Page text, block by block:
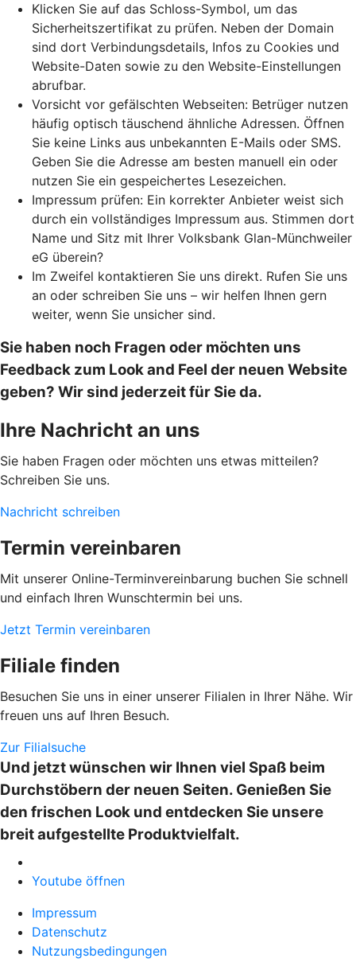
Klicken Sie auf das Schloss-Symbol, um das
Sicherheitszertifikat zu prüfen. Neben der Domain
sind dort Verbindungsdetails, Infos zu Cookies und
Website-Daten sowie zu den Website-Einstellungen
abrufbar.
Vorsicht vor gefälschten Webseiten: Betrüger nutzen
häufig optisch täuschend ähnliche Adressen. Öffnen
Sie keine Links aus unbekannten E-Mails oder SMS.
Geben Sie die Adresse am besten manuell ein oder
nutzen Sie ein gespeichertes Lesezeichen.
Impressum prüfen: Ein korrekter Anbieter weist sich
durch ein vollständiges Impressum aus. Stimmen dort
Name und Sitz mit Ihrer Volksbank Glan-Münchweiler
eG überein?
Im Zweifel kontaktieren Sie uns direkt. Rufen Sie uns
an oder schreiben Sie uns – wir helfen Ihnen gern
weiter, wenn Sie unsicher sind.
Sie haben noch Fragen oder möchten uns
Feedback zum Look and Feel der neuen Website
geben? Wir sind jederzeit für Sie da.
Ihre Nachricht an uns
Sie haben Fragen oder möchten uns etwas mitteilen?
Schreiben Sie uns.
Nachricht schreiben
Termin vereinbaren
Mit unserer Online-Terminvereinbarung buchen Sie schnell
und einfach Ihren Wunschtermin bei uns.
Jetzt Termin vereinbaren
Filiale finden
Besuchen Sie uns in einer unserer Filialen in Ihrer Nähe. Wir
freuen uns auf Ihren Besuch.
Zur Filialsuche
Und jetzt wünschen wir Ihnen viel Spaß beim
Durchstöbern der neuen Seiten. Genießen Sie
den frischen Look und entdecken Sie unsere
breit aufgestellte Produktvielfalt.
Youtube öffnen
Impressum
Datenschutz
Nutzungsbedingungen